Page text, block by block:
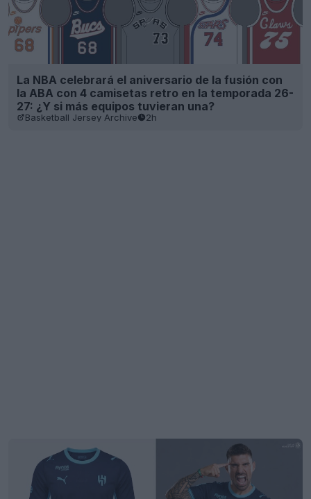
La NBA celebrará el aniversario de la fusión con
la ABA con 4 camisetas retro en la temporada 26-
27: ¿Y si más equipos tuvieran una?
Basketball Jersey Archive 2h